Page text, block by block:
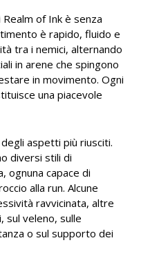
of Ink è senza
è rapido, fluido e
tra i nemici, alternando
in arene che spingono
in movimento. Ogni
una piacevole
aspetti più riusciti.
diversi stili di
ognuna capace di
alla run. Alcune
ravvicinata, altre
sul veleno, sulle
o sul supporto dei